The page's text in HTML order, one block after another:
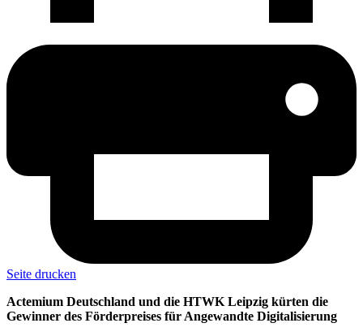
Seite drucken
Actemium Deutschland und die HTWK Leipzig kürten die
Gewinner des Förderpreises für Angewandte Digitalisierung